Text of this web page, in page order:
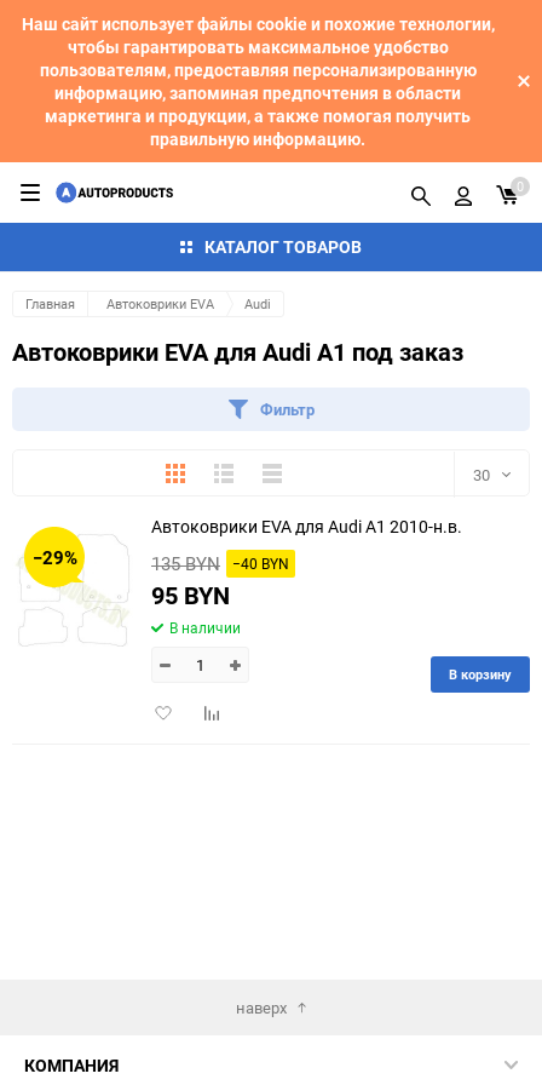
Наш сайт использует файлы cookie и похожие технологии,
чтобы гарантировать максимальное удобство
пользователям, предоставляя персонализированную
информацию, запоминая предпочтения в области
маркетинга и продукции, а также помогая получить
правильную информацию.
КАТАЛОГ ТОВАРОВ
0
Главная Автоковрики EVA Audi
Автоковрики EVA для Audi A1 под заказ
Фильтр
ПлиткаПодробноКомпактно 30
30
150
−29%
Автоковрики EVA для Audi A1 2010-н.в.
135 BYN −40 BYN
95 BYN
В наличии
ДобавитьДобавить
В корзину
наверх
КОМПАНИЯ